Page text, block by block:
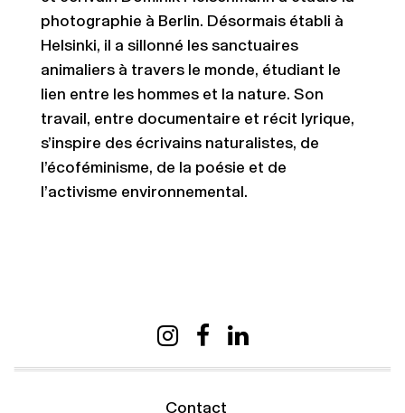
photographie à Berlin. Désormais établi à
Helsinki, il a sillonné les sanctuaires
animaliers à travers le monde, étudiant le
lien entre les hommes et la nature. Son
travail, entre documentaire et récit lyrique,
s’inspire des écrivains naturalistes, de
l’écoféminisme, de la poésie et de
l’activisme environnemental.
Contact